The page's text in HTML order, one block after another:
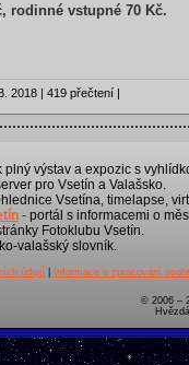
rodinné vstupné 70 Kč.
2018 | 419 přečtení |
plný výstav a expozic s
pro Vsetín a Valašsko.
Vsetína, timelapse,
- portál s informacemi o
Fotoklubu Vsetín.
valašský slovník.
údajů| Informace o zpracování
© 2006 –